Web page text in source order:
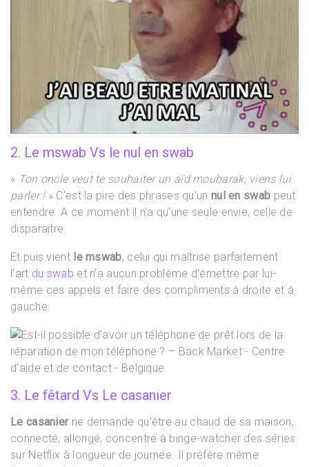
2. Le mswab Vs le nul en swab
« Ton oncle veut te souhaiter un aïd moubarak, viens lui
parler !» C’est la pire des phrases qu’un nul en swab peut
entendre. A ce moment il n’a qu’une seule envie, celle de
disparaitre.
Et puis vient le mswab, celui qui maîtrise parfaitement
l’art du swab et n’a aucun problème d’émettre par lui-
même ces appels et faire des compliments à droite et à
gauche.
3. Le fêtard Vs Le casanier
Le casanierne demande qu’être au chaud de sa maison,
connecté, allongé, concentré à binge-watcher des séries
sur Netflix à longueur de journée. Il préfère même